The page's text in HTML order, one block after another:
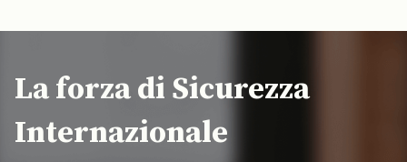
La forza di Sicurezza
Internazionale